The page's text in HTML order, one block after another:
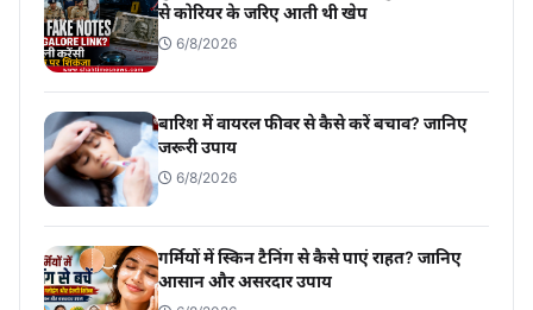
से कोरियर के जरिए आती थी खेप
6/8/2026
बारिश में वायरल फीवर से कैसे करें बचाव? जानिए
जरूरी उपाय
6/8/2026
गर्मियों में स्किन टैनिंग से कैसे पाएं राहत? जानिए
आसान और असरदार उपाय